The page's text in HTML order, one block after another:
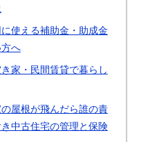
使える補助金・助成金
へ
家・民間賃貸で暮らし
屋根が飛んだら誰の責
中古住宅の管理と保険